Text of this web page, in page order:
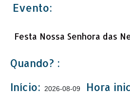
Evento:
Festa Nossa Senhora das
Quando? :
Início:
2026-08-09 Hora